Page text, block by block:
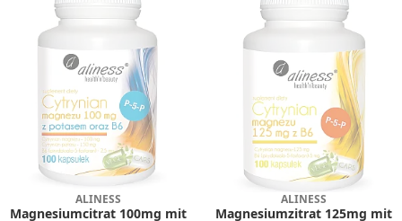
ALINESS
Magnesiumcitrat 100mg mit
ALINESS
Magnesiumzitrat 125mg mit